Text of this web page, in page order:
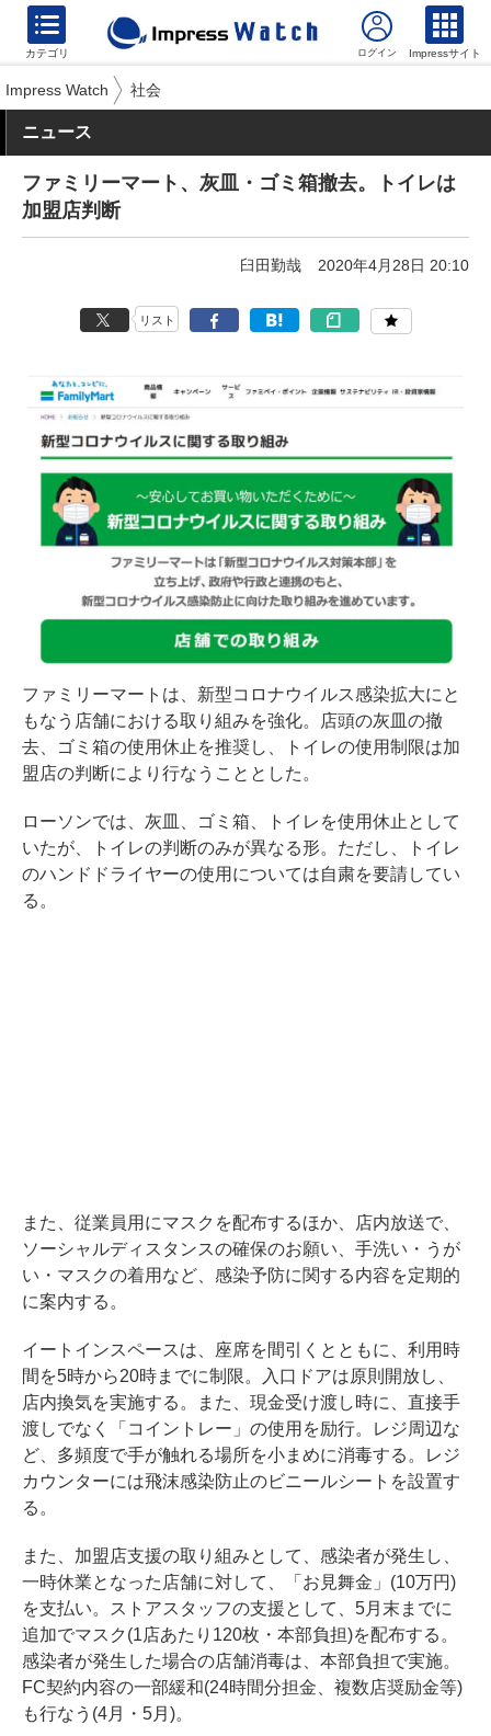
カテゴリ Impressサイト
Impress Watch 社会
ニュース
ファミリーマート、灰皿・ゴミ箱撤去。トイレは
加盟店判断
臼田勤哉 2020年4月28日 20:10
リスト
ファミリーマートは、新型コロナウイルス感染拡大にと
もなう店舗における取り組みを強化。店頭の灰皿の撤
去、ゴミ箱の使用休止を推奨し、トイレの使用制限は加
盟店の判断により行なうこととした。
ローソンでは、灰皿、ゴミ箱、トイレを使用休止として
いたが、トイレの判断のみが異なる形。ただし、トイレ
のハンドドライヤーの使用については自粛を要請してい
る。
また、従業員用にマスクを配布するほか、店内放送で、
ソーシャルディスタンスの確保のお願い、手洗い・うが
い・マスクの着用など、感染予防に関する内容を定期的
に案内する。
イートインスペースは、座席を間引くとともに、利用時
間を5時から20時までに制限。入口ドアは原則開放し、
店内換気を実施する。また、現金受け渡し時に、直接手
渡しでなく「コイントレー」の使用を励行。レジ周辺な
ど、多頻度で手が触れる場所を小まめに消毒する。レジ
カウンターには飛沫感染防止のビニールシートを設置す
る。
また、加盟店支援の取り組みとして、感染者が発生し、
一時休業となった店舗に対して、「お見舞金」(10万円)
を支払い。ストアスタッフの支援として、5月末までに
追加でマスク(1店あたり120枚・本部負担)を配布する。
感染者が発生した場合の店舗消毒は、本部負担で実施。
FC契約内容の一部緩和(24時間分担金、複数店奨励金等)
も行なう(4月・5月)。